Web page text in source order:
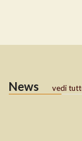
News vedi